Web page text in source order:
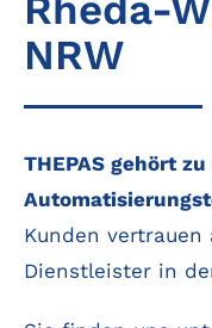
NRW
THEPAS gehört
Kunden
Dienstleister in